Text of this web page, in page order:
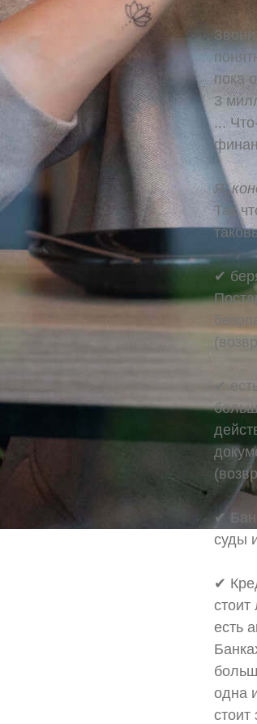
пока
3
...
Я,
Так
✔
✔
✔
суды
✔
есть
одна
стоит